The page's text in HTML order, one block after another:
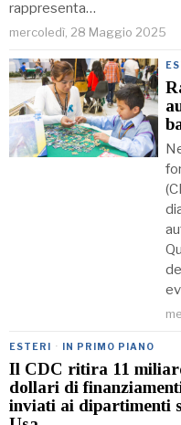
rappresenta…
mercoledì, 28 Maggio 2025
ESTERI · IN PRIMO PIANO
Il CDC ritira 11
dollari di
inviati ai dipartimenti